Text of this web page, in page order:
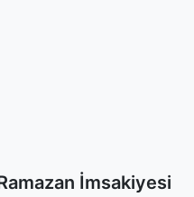
İmsakiyesi